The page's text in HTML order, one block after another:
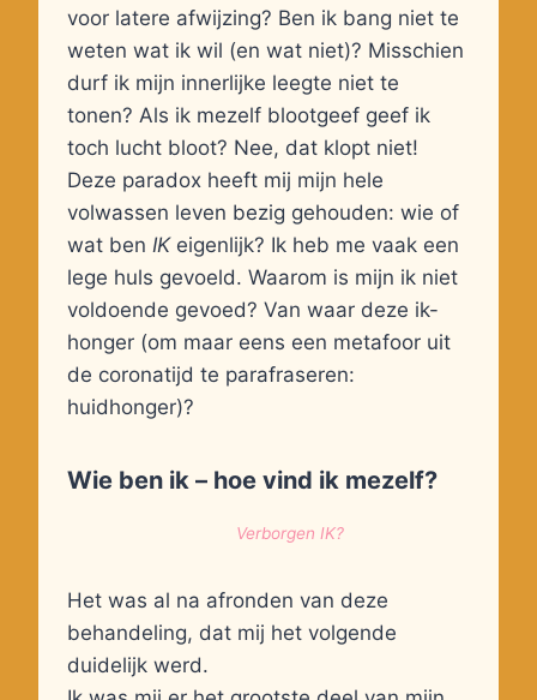
voor latere afwijzing? Ben ik bang niet te
weten wat ik wil (en wat niet)? Misschien
durf ik mijn innerlijke leegte niet te
tonen? Als ik mezelf blootgeef geef ik
toch lucht bloot? Nee, dat klopt niet!
Deze paradox heeft mij mijn hele
volwassen leven bezig gehouden: wie of
wat ben IKeigenlijk? Ik heb me vaak een
lege huls gevoeld. Waarom is mijn ik niet
voldoende gevoed? Van waar deze ik-
honger (om maar eens een metafoor uit
de coronatijd te parafraseren:
huidhonger)?
Wie ben ik – hoe vind ik mezelf?
Verborgen IK?
Het was al na afronden van deze
behandeling, dat mij het volgende
duidelijk werd.